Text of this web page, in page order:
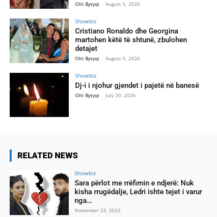
Olti Bytyqi - August 5, 2026
Showbiz
Cristiano Ronaldo dhe Georgina
martohen këtë të shtunë, zbulohen
detajet
Olti Bytyqi - August 5, 2026
Showbiz
Dj-i i njohur gjendet i pajetë në banesë
Olti Bytyqi - July 30, 2026
RELATED NEWS
Showbiz
Sara përlot me rrëfimin e ndjerë: Nuk
kisha rrugëdalje, Ledri ishte tejet i varur
nga…
November 23, 2023